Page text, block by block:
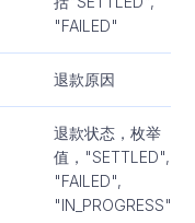
"FAILED"
退款原因
退款状态，枚举
值，"SETTLED",
"FAILED",
"IN_PROGRESS"